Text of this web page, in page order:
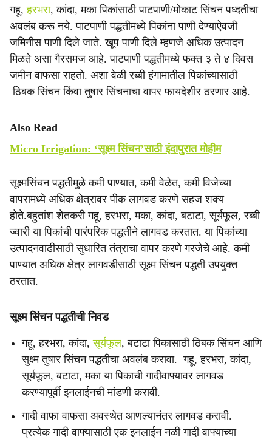
गहू,हरभरा, कांदा, मका पिकांसाठी पाटपाणी/मोकाट सिंचन पध्दतीचा
अवलंब करू नये. पाटपाणी पद्धतीमध्ये पिकांना पाणी देण्याऐवजी
जमिनीस पाणी दिले जाते. खूप पाणी दिले म्हणजे अधिक उत्पादन
मिळते असा गैरसमज आहे. पाटपाणी पद्धतीमध्ये फक्त ३ ते ४ दिवस
जमीन वाफसा राहतो. अशा वेळी रब्बी हंगामातील पिकांच्यासाठी
ठिबक सिंचन किंवा तुषार सिंचनाचा वापर फायदेशीर ठरणार आहे.
Also Read
Micro Irrigation: ‘सूक्ष्म सिंचन’साठी इंदापुरात मोहीम
सूक्ष्मसिंचन पद्धतीमुळे कमी पाण्यात, कमी वेळेत, कमी विजेच्या
वापरामध्ये अधिक क्षेत्रावर पीक लागवड करणे सहज शक्य
होते.बहुतांश शेतकरी गहू, हरभरा, मका, कांदा, बटाटा, सूर्यफूल, रब्बी
ज्वारी या पिकांची पारंपरिक पद्धतीने लागवड करतात. या पिकांच्या
उत्पादनवाढीसाठी सुधारित तंत्राचा वापर करणे गरजेचे आहे. कमी
पाण्यात अधिक क्षेत्र लागवडीसाठी सूक्ष्म सिंचन पद्धती उपयुक्त
ठरतात.
सूक्ष्म सिंचन पद्धतीची निवड
गहू, हरभरा, कांदा,सूर्यफूल, बटाटा पिकासाठी ठिबक सिंचन आणि
सुक्ष्म तुषार सिंचन पद्धतीचा अवलंब करावा. गहू, हरभरा, कांदा,
सूर्यफूल, बटाटा, मका या पिकाची गादीवाफ्यावर लागवड
करण्यापूर्वी इनलाईनची मांडणी करावी.
गादी वाफा वाफसा अवस्थेत आणल्यानंतर लागवड करावी.
प्रत्येक गादी वाफ्यासाठी एक इनलाईन नळी गादी वाफ्याच्या